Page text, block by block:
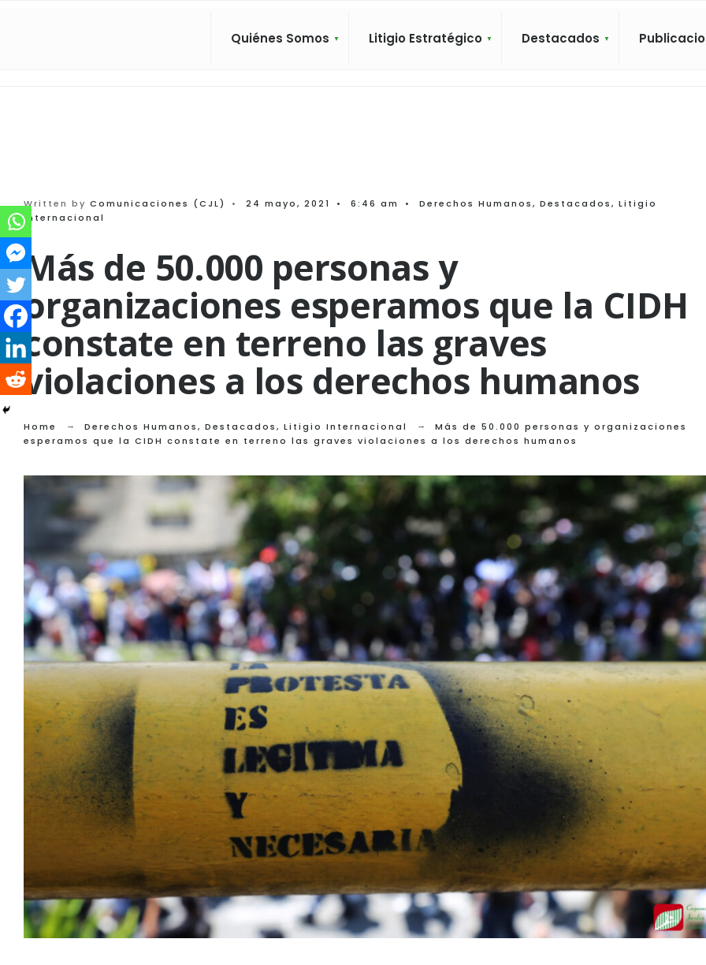
Quiénes Somos Litigio Estratégico Destacados
Written by Comunicaciones (CJL) • 24 mayo, 2021 • 6:46 am • Derechos Humanos, Destacados, Litigio
Internacional
Más de 50.000 personas y
organizaciones esperamos que la CIDH
constate en terreno las graves
violaciones a los derechos humanos
Home Derechos Humanos, Destacados, Litigio Internacional
Más de 50.000 personas y organizaciones
esperamos que la CIDH constate en terreno las graves violaciones a los derechos humanos